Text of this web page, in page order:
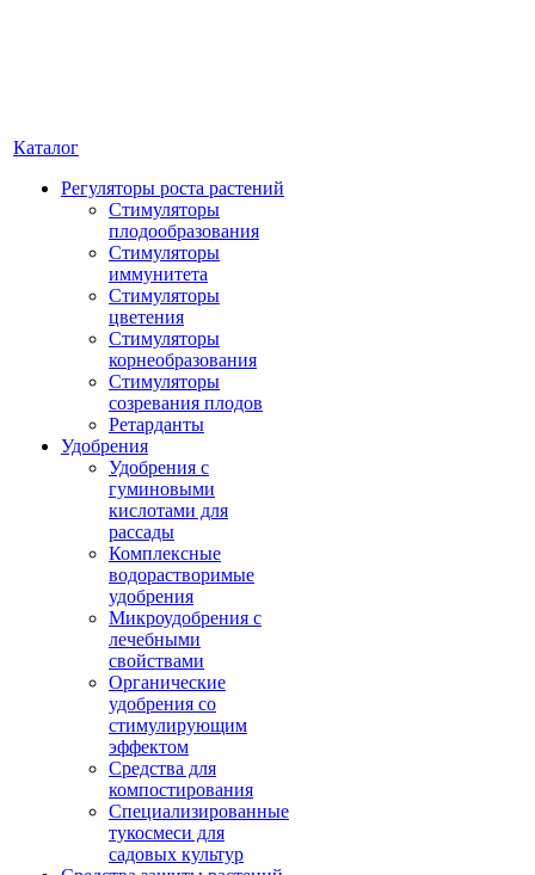
Каталог
Регуляторы роста растений
Стимуляторы
плодообразования
Стимуляторы
иммунитета
Стимуляторы
цветения
Стимуляторы
корнеобразования
Стимуляторы
созревания плодов
Ретарданты
Удобрения
Удобрения с
гуминовыми
кислотами для
рассады
Комплексные
водорастворимые
удобрения
Микроудобрения с
лечебными
свойствами
Органические
удобрения со
стимулирующим
эффектом
Средства для
компостирования
Специализированные
тукосмеси для
садовых культур